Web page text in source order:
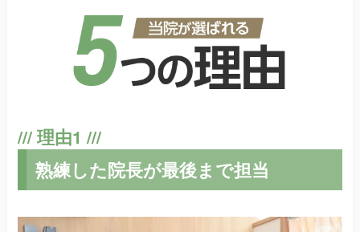
熟練した院長が最後まで担当